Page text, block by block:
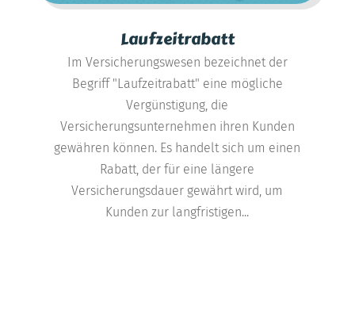
Laufzeitrabatt
Im Versicherungswesen bezeichnet der
Begriff "Laufzeitrabatt" eine mögliche
Vergünstigung, die
Versicherungsunternehmen ihren Kunden
gewähren können. Es handelt sich um einen
Rabatt, der für eine längere
Versicherungsdauer gewährt wird, um
Kunden zur langfristigen...